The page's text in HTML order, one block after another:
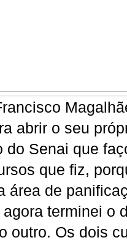
abrir o seu
do Senai que
que fiz,
área de
terminei o
outro. Os dois